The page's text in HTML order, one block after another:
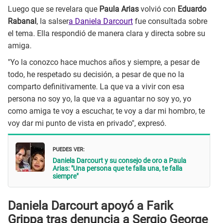
Luego que se revelara que Paula Arias volvió con Eduardo
Rabanal, la salsera Daniela Darcourt fue consultada sobre
el tema. Ella respondió de manera clara y directa sobre su
amiga.
"Yo la conozco hace muchos años y siempre, a pesar de
todo, he respetado su decisión, a pesar de que no la
comparto definitivamente. La que va a vivir con esa
persona no soy yo, la que va a aguantar no soy yo, yo
como amiga te voy a escuchar, te voy a dar mi hombro, te
voy dar mi punto de vista en privado", expresó.
PUEDES VER:
Daniela Darcourt y su consejo de oro a Paula
Arias: "Una persona que te falla una, te falla
siempre"
Daniela Darcourt apoyó a Farik
Grippa tras denuncia a Sergio George